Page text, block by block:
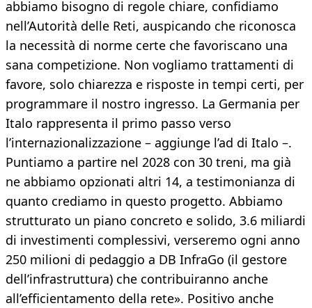
abbiamo bisogno di regole chiare, confidiamo
nell’Autorità delle Reti, auspicando che riconosca
la necessità di norme certe che favoriscano una
sana competizione. Non vogliamo trattamenti di
favore, solo chiarezza e risposte in tempi certi, per
programmare il nostro ingresso. La Germania per
Italo rappresenta il primo passo verso
l’internazionalizzazione – aggiunge l’ad di Italo –.
Puntiamo a partire nel 2028 con 30 treni, ma già
ne abbiamo opzionati altri 14, a testimonianza di
quanto crediamo in questo progetto. Abbiamo
strutturato un piano concreto e solido, 3.6 miliardi
di investimenti complessivi, verseremo ogni anno
250 milioni di pedaggio a DB InfraGo (il gestore
dell’infrastruttura) che contribuiranno anche
all’efficientamento della rete». Positivo anche